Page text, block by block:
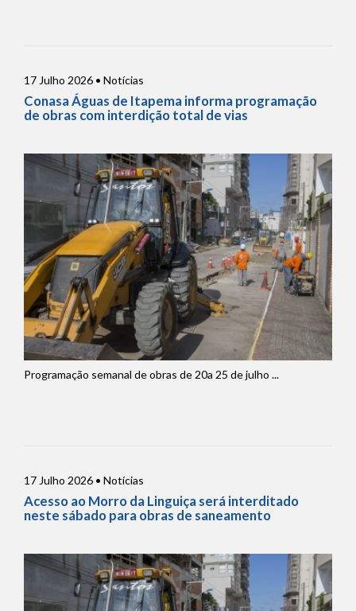
17 Julho 2026 • Notícias
Conasa Águas de Itapema informa programação
de obras com interdição total de vias
Programação semanal de obras de 20a 25 de julho ...
17 Julho 2026 • Notícias
Acesso ao Morro da Linguiça será interditado
neste sábado para obras de saneamento